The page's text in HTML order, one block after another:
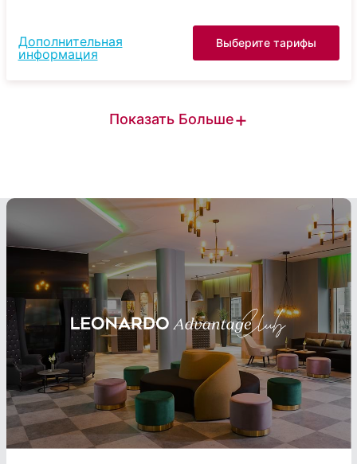
Дополнительная
информация
Выберите тарифы
Показать Больше+